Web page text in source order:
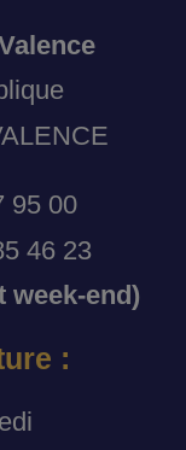
95 00
46 23
week-end)
: